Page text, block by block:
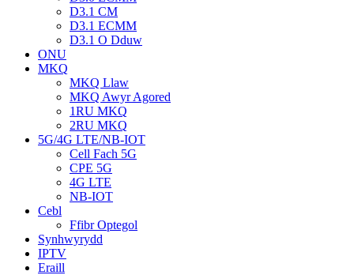
D3.1 CM
D3.1 ECMM
D3.1 O Dduw
ONU
MKQ
MKQ Llaw
MKQ Awyr Agored
1RU MKQ
2RU MKQ
5G/4G LTE/NB-IOT
Cell Fach 5G
CPE 5G
4G LTE
NB-IOT
Cebl
Ffibr Optegol
Synhwyrydd
IPTV
Eraill